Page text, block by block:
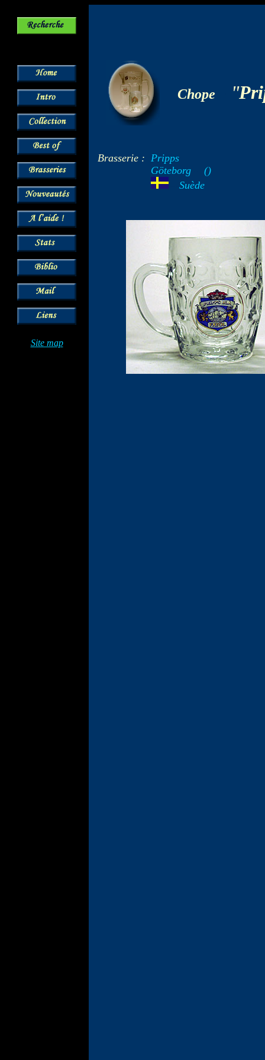
Site map
Chope "
Brasserie : Pripps
Göteborg
()
Suède